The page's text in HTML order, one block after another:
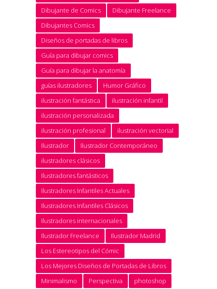
Dibujante de Comics
Dibujante Freelance
Dibujantes Comics
Diseños de portadas de libros
Guía para dibujar comics
Guía para dibujar la anatomía
guías ilustradores
Humor Gráfico
ilustración fantástica
ilustración infantil
ilustración personalizada
ilustración profesional
ilustración vectorial
Ilustrador
Ilustrador Contemporáneo
ilustradores clásicos
Ilustradores fantásticos
Ilustradores Infantiles Actuales
Ilustradores Infantiles Clásicos
Ilustradores internacionales
Ilustrador Freelance
Ilustrador Madrid
Los Estereotipos del Cómic
Los Mejores Diseños de Portadas de Libros
Minimalismo
Perspectiva photoshop